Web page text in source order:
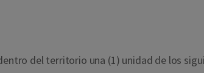
del territorio una (1) unidad de los